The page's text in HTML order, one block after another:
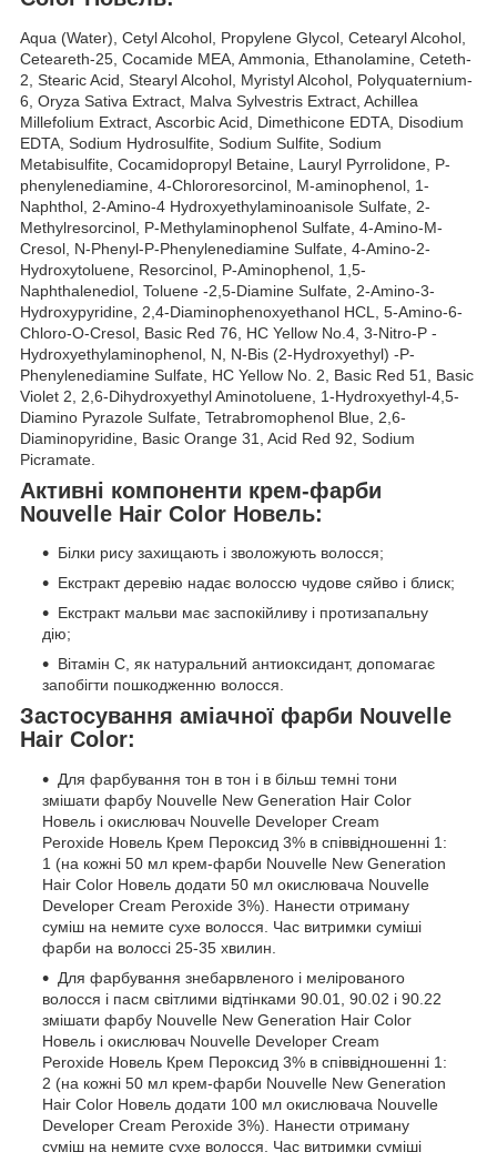
Aqua (Water), Cetyl Alcohol, Propylene Glycol, Cetearyl Alcohol,
Ceteareth-25, Cocamide MEA, Ammonia, Ethanolamine, Ceteth-
2, Stearic Acid, Stearyl Alcohol, Myristyl Alcohol, Polyquaternium-
6, Oryza Sativa Extract, Malva Sylvestris Extract, Achillea
Millefolium Extract, Ascorbic Acid, Dimethicone EDTA, Disodium
EDTA, Sodium Hydrosulfite, Sodium Sulfite, Sodium
Metabisulfite, Cocamidopropyl Betaine, Lauryl Pyrrolidone, P-
phenylenediamine, 4-Chlororesorcinol, M-aminophenol, 1-
Naphthol, 2-Amino-4 Hydroxyethylaminoanisole Sulfate, 2-
Methylresorcinol, P-Methylaminophenol Sulfate, 4-Amino-M-
Cresol, N-Phenyl-P-Phenylenediamine Sulfate, 4-Amino-2-
Hydroxytoluene, Resorcinol, P-Aminophenol, 1,5-
Naphthalenediol, Toluene -2,5-Diamine Sulfate, 2-Amino-3-
Hydroxypyridine, 2,4-Diaminophenoxyethanol HCL, 5-Amino-6-
Chloro-O-Cresol, Basic Red 76, HC Yellow No.4, 3-Nitro-P -
Hydroxyethylaminophenol, N, N-Bis (2-Hydroxyethyl) -P-
Phenylenediamine Sulfate, HC Yellow No. 2, Basic Red 51, Basic
Violet 2, 2,6-Dihydroxyethyl Aminotoluene, 1-Hydroxyethyl-4,5-
Diamino Pyrazole Sulfate, Tetrabromophenol Blue, 2,6-
Diaminopyridine, Basic Orange 31, Acid Red 92, Sodium
Picramate.
Активні компоненти крем-фарби
Nouvelle Hair Color Новель:
Білки рису захищають і зволожують волосся;
Екстракт деревію надає волоссю чудове сяйво і блиск;
Екстракт мальви має заспокійливу і протизапальну
дію;
Вітамін С, як натуральний антиоксидант, допомагає
запобігти пошкодженню волосся.
Застосування аміачної фарби Nouvelle
Hair Color:
Для фарбування тон в тон і в більш темні тони
змішати фарбу Nouvelle New Generation Hair Color
Новель і окислювач Nouvelle Developer Cream
Peroxide Новель Крем Пероксид 3% в співвідношенні 1:
1 (на кожні 50 мл крем-фарби Nouvelle New Generation
Hair Color Новель додати 50 мл окислювача Nouvelle
Developer Cream Peroxide 3%). Нанести отриману
суміш на немите сухе волосся. Час витримки суміші
фарби на волоссі 25-35 хвилин.
Для фарбування знебарвленого і мелірованого
волосся і пасм світлими відтінками 90.01, 90.02 і 90.22
змішати фарбу Nouvelle New Generation Hair Color
Новель і окислювач Nouvelle Developer Cream
Peroxide Новель Крем Пероксид 3% в співвідношенні 1:
2 (на кожні 50 мл крем-фарби Nouvelle New Generation
Hair Color Новель додати 100 мл окислювача Nouvelle
Developer Cream Peroxide 3%). Нанести отриману
суміш на немите сухе волосся. Час витримки суміші